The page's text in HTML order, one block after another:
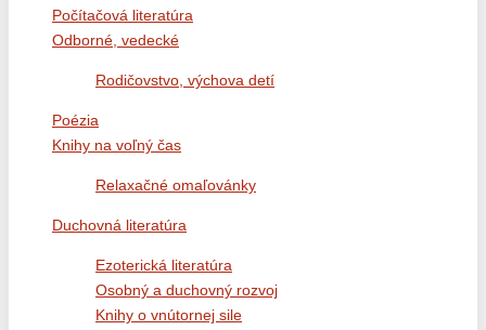
Počítačová literatúra
Odborné, vedecké
Rodičovstvo, výchova detí
Poézia
Knihy na voľný čas
Relaxačné omaľovánky
Duchovná literatúra
Ezoterická literatúra
Osobný a duchovný rozvoj
Knihy o vnútornej sile